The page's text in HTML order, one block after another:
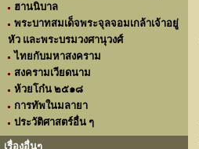
ฮานนิบาล
พระบาทสมเด็จพระจุลจอมเกล้าเจ้าอยู่
หัว และพระบรมวงศานุวงศ์
ไทยกับมหาสงคราม
สงครามเวียดนาม
ห้วยโก๋น ๒๕๑๘
การทัพในมลายา
ประวัติศาสตร์อื่น ๆ
เรื่องอื่นๆ